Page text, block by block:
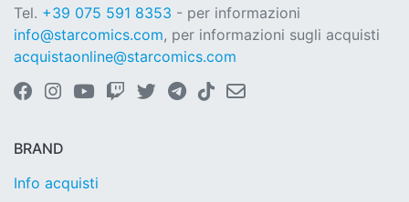
Tel. +39 075 591 8353 - per informazioni
info@starcomics.com, per informazioni sugli acquisti
acquistaonline@starcomics.com
BRAND
Info acquisti